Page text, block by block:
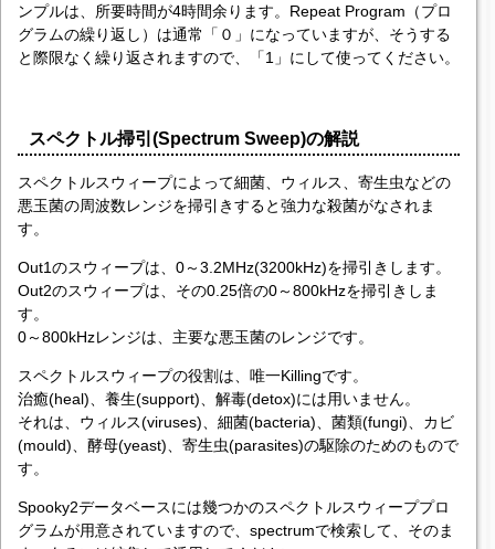
ンプルは、所要時間が4時間余ります。Repeat Program（プロ
グラムの繰り返し）は通常「０」になっていますが、そうする
と際限なく繰り返されますので、「1」にして使ってください。
スペクトル掃引(Spectrum Sweep)の解説
スペクトルスウィープによって細菌、ウィルス、寄生虫などの
悪玉菌の周波数レンジを掃引きすると強力な殺菌がなされま
す。
Out1のスウィープは、0～3.2MHz(3200kHz)を掃引きします。
Out2のスウィープは、その0.25倍の0～800kHzを掃引きしま
す。
0～800kHzレンジは、主要な悪玉菌のレンジです。
スペクトルスウィープの役割は、唯一Killingです。
治癒(heal)、養生(support)、解毒(detox)には用いません。
それは、ウィルス(viruses)、細菌(bacteria)、菌類(fungi)、カビ
(mould)、酵母(yeast)、寄生虫(parasites)の駆除のためのもので
す。
Spooky2データベースには幾つかのスペクトルスウィーププロ
グラムが用意されていますので、spectrumで検索して、そのま